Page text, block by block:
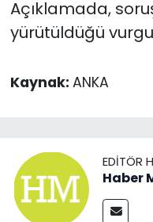
Açıklamada,
yürütüldüğü
Kaynak: ANKA
EDITÖR
Haber